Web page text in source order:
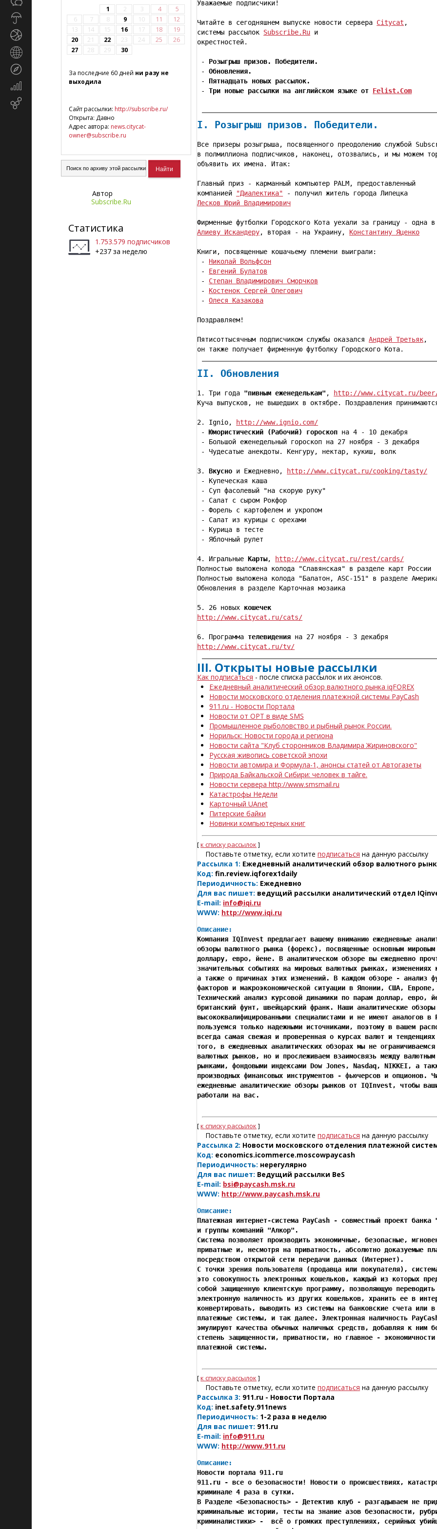
Экономика
маркетинг
1 2 3 4
5
6
7 8 9 10 11
12
13
14 15 16 17 18
19
20
21 22 23 24 25
26
27
28 29 30
За последние 60 дней ни разу не
выходила
Сайт рассылки: http://subscribe.ru/
Открыта: Давно
Адрес автора: news.citycat-
owner@subscribe.ru
Автор
Subscribe.Ru
Статистика
1.753.579 подписчиков
+237 за неделю
Уважаемые подписчики!
Читайте в сегодняшнем выпуске новости сервера Citycat ,
системы рассылок Subscribe.Ru и
окрестностей.
- Розыгрыш призов. Победители.
- Обновления.
- Пятнадцать новых рассылок.
- Три новые рассылки на английском языке от Felist.Com
I. Розыгрыш призов. Победители.
Все призеры розыгрыша, посвященного преодолению службой
в полмиллиона подписчиков, наконец, отозвались, и мы можем
объявить их имена. Итак:
Главный приз - карманный компьютер PALM, предоставленный
компанией
"Диалектика"
Лесков Юрий Владимирович
Алиеву Искандеру, вторая - на Украину, Константину Яценко
Книги, посвященные кошачьему племени выиграли:
- Николай Вольфсон
- Евгений Булатов
- Степан Владимирович Сморчков
- Костенок Сергей Олегович
- Олеся Казакова
Поздравляем!
Пятисоттысячным подписчиком службы оказался Андрей Третьяк,
II. Обновления
1. Три года "пивным еженеделькам" ,
http://www.citycat.ru/
Куча выпусков, не вышедших в октябре. Поздравления
2. Ignio,
http://www.ignio.com/
- Юмористический (Рабочий) гороскоп на 4 - 10 декабря
- Большой еженедельный гороскоп на 27 ноября - 3 декабря
- Чудесатые анекдоты. Кенгуру, нектар, кукиш, волк
3. Вкусно и Ежедневно,
http://www.citycat.ru/cooking/tasty/
- Купеческая каша
- Суп фасолевый "на скорую руку"
- Салат с сыром Рокфор
- Форель с картофелем и укропом
- Салат из курицы с орехами
- Курица в тесте
- Яблочный рулет
4. Игральные Карты,
http://www.citycat.ru/rest/cards/
Полностью выложена колода "Славянская" в разделе карт России
Полностью выложена колода "Балатон, ASC-151" в разделе
Обновления в разделе Карточная мозаика
5. 26 новых кошечек
http://www.citycat.ru/cats/
6. Программа телевидения
http://www.citycat.ru/tv/
III. Открыты новые рассылки
Как подписаться - после списка рассылок и их анонсов.
Ежедневный аналитический обзор валютного рынка iqFOREX
Новости московского отделения платежной системы PayCash
911.ru - Новости Портала
Новости от ОРТ в виде SMS
Промышленное рыболовство и рыбный рынок России.
Норильск: Новости города и региона
Новости сайта "Клуб сторонников Владимира Жириновского"
Русская живопись советской эпохи
Новости автомира и Формула-1, анонсы статей от Автогазеты
Природа Байкальской Сибири: человек в тайге.
Новости сервера http://www.smsmail.ru
Катастрофы Недели
Карточный UAnet
Питерские байки
Новинки компьютерных книг
[к списку рассылок ]
Поставьте отметку, если хотитеподписаться на данную рассылку
Рассылка 1: Ежедневный аналитический обзор валютного
Код: fin.review.iqforex1daily
Периодичность: Ежедневно
Для вас пишет: ведущий рассылки аналитический отдел
E-mail: info@iqi.ru
WWW: http://www.iqi.ru
Описание:
Компания IQInvest предлагает вашему вниманию ежедневные
обзоры валютного рынка (форекс), посвященные основным
доллару, евро, йене. В аналитическом обзоре вы ежедневно
значительных событиях на мировых валютных рынках, изменениях
а также о причинах этих изменений. В каждом обзоре - анализ
факторов и макроэкономической ситуации в Японии, США,
Технический анализ курсовой динамики по парам доллар, евро,
британский фунт, швейцарский франк. Наши аналитические обзоры
высококвалифицированными специалистами и не имеют аналогов в
пользуемся только надежными источниками, поэтому в вашем
всегда самая свежая и проверенная о курсах валют и
того, в ежедневных аналитических обзорах мы не ограничиваемся
валютных рынков, но и прослеживаем взаимосвязь между
рынками, фондовыми индексами Dow Jones, Nasdaq, NIKKEI, а
производных финансовых инструментов - фьючерсов и опционов.
ежедневные аналитические обзоры рынков от IQInvest, чтобы
работали на вас.
[к списку рассылок ]
Поставьте отметку, если хотитеподписаться на данную рассылку
Рассылка 2: Новости московского отделения платежной
Код: economics.icommerce.moscowpaycash
Периодичность: нерегулярно
Для вас пишет: Ведущий рассылки BeS
E-mail: bsi@paycash.msk.ru
WWW: http://www.paycash.msk.ru
Описание:
Платежная интернет-система PayCash - совместный проект банка
и группы компаний "Алкор".
Система позволяет производить экономичные, безопасные,
приватные и, несмотря на приватность, абсолютно доказуемые
посредством открытой сети передачи данных (Интернет).
С точки зрения пользователя (продавца или покупателя),
это совокупность электронных кошельков, каждый из которых
собой защищенную клиентскую программу, позволяющую
электронную наличность из других кошельков, хранить ее в
конвертировать, выводить из системы на банковские счета или в
платежные системы, и так далее. Электронная наличность
эмулируют качества обычных наличных средств, добавляя к ним
степень защищенности, приватности, но главное - экономичности
платежной системы.
[к списку рассылок ]
Поставьте отметку, если хотитеподписаться на данную рассылку
Рассылка 3: 911.ru - Новости Портала
Код: inet.safety.911news
Периодичность: 1-2 раза в неделю
Для вас пишет: 911.ru
E-mail: info@911.ru
WWW: http://www.911.ru
Описание:
Новости портала 911.ru
911.ru - все о безопасности! Новости о происшествиях,
криминале 4 раза в сутки.
В Разделе <Безопасность> - Детектив клуб - разгадываем не
криминальные истории, тесты на знание азов безопасности,
криминалистики> -  всё о громких преступлениях, серийных